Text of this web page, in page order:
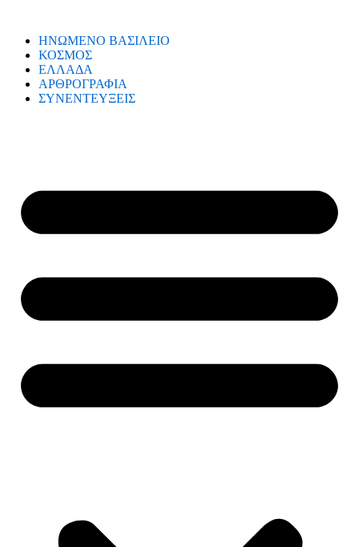
ΗΝΩΜΕΝΟ ΒΑΣΙΛΕΙΟ
ΚΟΣΜΟΣ
ΕΛΛΑΔΑ
ΑΡΘΡΟΓΡΑΦΙΑ
ΣΥΝΕΝΤΕΥΞΕΙΣ